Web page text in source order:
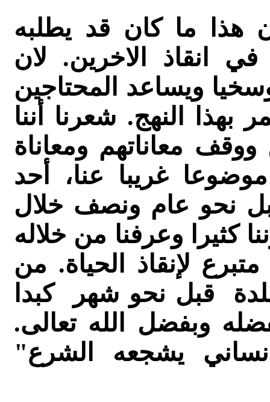
ما كان قد يطلبه
انقاذ الاخرين. لان
ويساعد المحتاجين
النهج. شعرنا أننا
ووقف معاناتهم ومعاناة
غريبا عنا، أحد
نحو عام ونصف خلال
كثيرا وعرفنا من خلاله
لإنقاذ الحياة. من
قبل نحو شهر كبدا
وبفضل الله تعالى.
يشجعه الشرع"